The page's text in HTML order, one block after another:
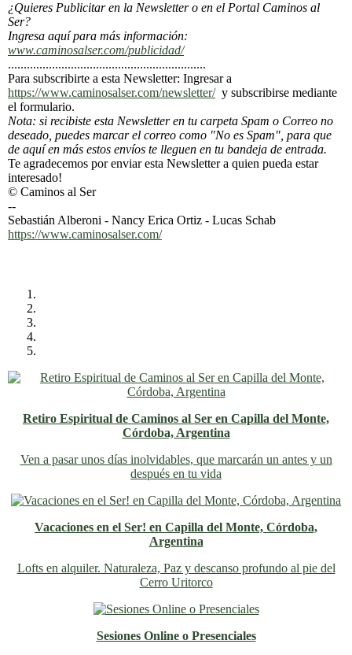
¿Quieres Publicitar en la Newsletter o en el Portal Caminos al
Ser?
Ingresa aquí para más información:
www.caminosalser.com/publicidad/
...............................................................
Para subscribirte a esta Newsletter: Ingresar a
https://www.caminosalser.com/newsletter/y subscribirse mediante
el formulario.
Nota: si recibiste esta Newsletter en tu carpeta Spam o Correo no
deseado, puedes marcar el correo como "No es Spam", para que
de aquí en más estos envíos te lleguen en tu bandeja de entrada.
Te agradecemos por enviar esta Newsletter a quien pueda estar
interesado!
© Caminos al Ser
--
Sebastián Alberoni - Nancy Erica Ortiz - Lucas Schab
https://www.caminosalser.com/
Retiro Espiritual de Caminos al Ser en Capilla del Monte,
Córdoba, Argentina
Ven a pasar unos días inolvidables, que marcarán un antes y un
después en tu vida
Vacaciones en el Ser! en Capilla del Monte, Córdoba,
Argentina
Lofts en alquiler. Naturaleza, Paz y descanso profundo al pie del
Cerro Uritorco
Sesiones Online o Presenciales